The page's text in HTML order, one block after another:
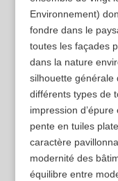
Environnement)
fondre dans le
toutes les façades
dans la nature
silhouette générale
différents types de
impression
pente en tuiles
caractère
modernité des
équilibre entre